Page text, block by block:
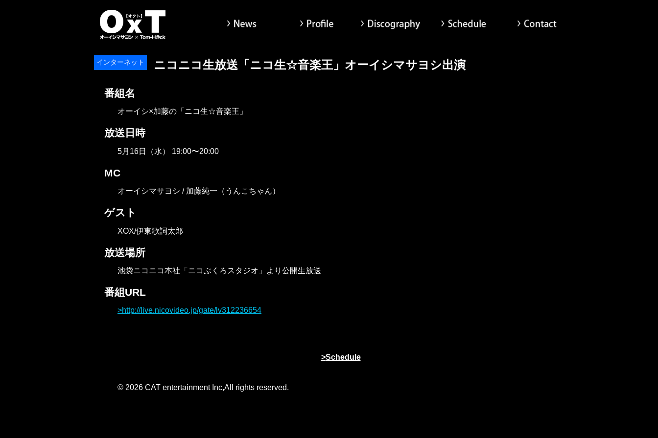
インターネット ニコニコ生放送「ニコ生☆音楽王」オーイシマサヨシ出演
番組名
オーイシ×加藤の「ニコ生☆音楽王」
放送日時
5月16日（水） 19:00〜20:00
MC
オーイシマサヨシ / 加藤純一（うんこちゃん）
ゲスト
XOX/伊東歌詞太郎
放送場所
池袋ニコニコ本社「ニコぶくろスタジオ」より公開生放送
番組URL
http://live.nicovideo.jp/gate/lv312236654
Schedule
© 2026 CAT entertainment Inc,All rights reserved.